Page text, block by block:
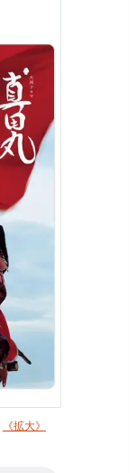
《拡大》